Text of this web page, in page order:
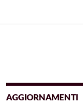
o p
AGGIORNAMENTI